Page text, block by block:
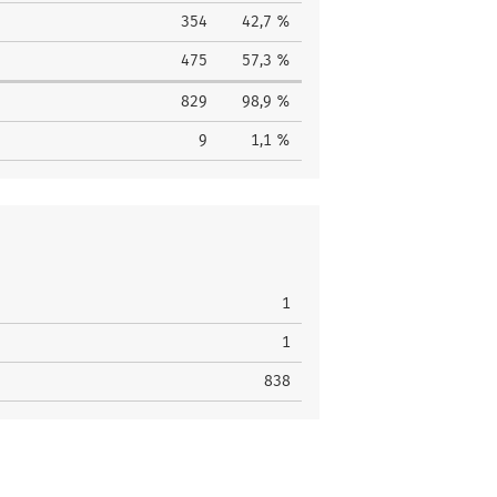
354 42,7 %
475 57,3 %
829 98,9 %
9 1,1 %
1
1
838